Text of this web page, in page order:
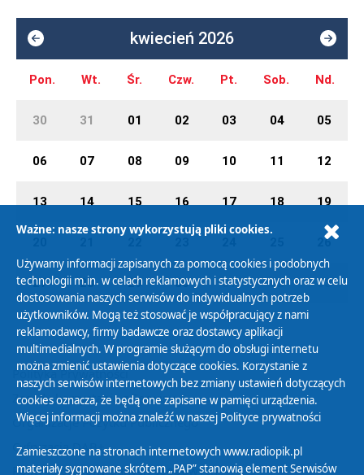
kwiecień 2026
Pon. Wt. Śr. Czw. Pt. Sob. Nd.
30 31 01 02 03 04 05
06 07 08 09 10 11 12
13 14 15 16 17 18 19
26
27 28 29 30 01 02 03
Polityka Prywatności
Zasady korzystania z Serwisu
Organizacje Pożytku Publicznego
Cyfryzacja DAB+
Polityka ochrony danych osobowych
Ważne: nasze strony wykorzystują pliki cookies.
Używamy informacji zapisanych za pomocą cookies i podobnych
technologii m.in. w celach reklamowych i statystycznych oraz w celu
dostosowania naszych serwisów do indywidualnych potrzeb
użytkowników. Mogą też stosować je współpracujący z nami
reklamodawcy, firmy badawcze oraz dostawcy aplikacji
multimedialnych. W programie służącym do obsługi internetu
można zmienić ustawienia dotyczące cookies. Korzystanie z
naszych serwisów internetowych bez zmiany ustawień dotyczących
cookies oznacza, że będą one zapisane w pamięci urządzenia.
Więcej informacji można znaleźć w naszej Polityce prywatności
Zamieszczone na stronach internetowych www.radiopik.pl
materiały sygnowane skrótem „PAP” stanowią element Serwisów